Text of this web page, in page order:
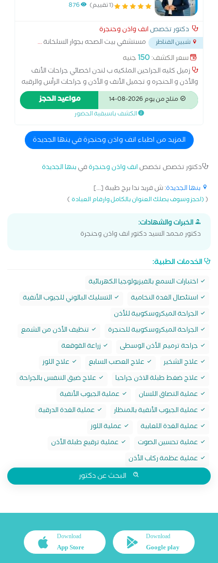
(1 تقييم) 876
دكتور تخصصانف واذن وحنجرة
شبين القناطر مستشفي بيت الصحه بجوار السلخانة...
سعر الكشف:150جنيه
زميل كليه الجراحين الملكيه ب لندن اخصائي جراحات الأنف
والأذن و الحنجره و تجميل الأنف و الأذن و جراحات الرأس والرقبه
متاح من يوم 2026-08-14 مواعيد الحجز
الكشف باسبقية الحضور
المزيد من اطباء انف واذن وحنجرة في بنها الجديدة
دكتور تخصص تخصصانف واذن وحنجرةفيبنها الجديدة
بنها الجديدة: ش فريد ندا برج طيبة [...]
((احجز وسوف يصلك العنوان بالكامل وارقام العيادة)
الخبرات والشهادات:
دكتور محمد السيد دكتور انف واذن وحنجرة
الخدمات الطبية:
اختبارات السمع بالفيزيولوجيا الكهربائية
استئصال الغدة النخامية
التسليك البالوني للجيوب الأنفية
الجراحة الميكروسكوبية للأذن
الجراحة الميكروسكوبية للحنجرة
تنظيف الأذن من الشمع
جراحة ترميم الأذن الوسطى
زراعة القوقعة
علاج الشخير
علاج العصب السابع
علاج اللوز
علاج ضغط طبلة الاذن جراحيا
علاج ضيق التنفس بالجراحة
عملية التصاق اللسان
عملية الجيوب الأنفية
عملية الجيوب الأنفية بالمنظار
عملية الغدة الدرقية
عملية الغدة اللعابية
عملية اللوز
عملية تحسين الصوت
عملية ترقيع طبلة الأذن
عملية عظمة ركاب الأذن
البحث عن دكتور
Download
Google play
Download
App Store